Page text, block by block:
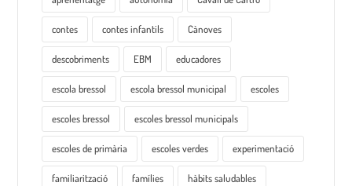
contes contes infantils Cànoves
descobriments EBM educadores
escola bressol escola bressol municipal escoles
escoles bressol escoles bressol municipals
escoles de primària escoles verdes experimentació
familiarització famílies hàbits saludables